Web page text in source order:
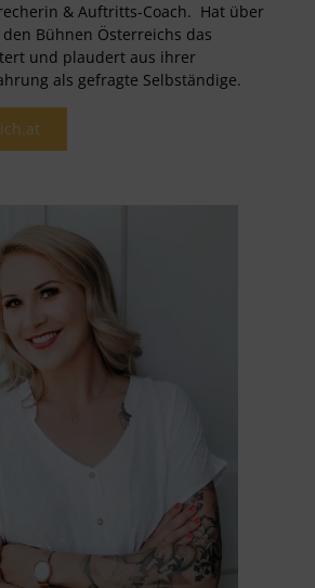
& Auftritts-Coach. Hat über
Bühnen Österreichs das
und plaudert aus ihrer
als gefragte Selbständige.